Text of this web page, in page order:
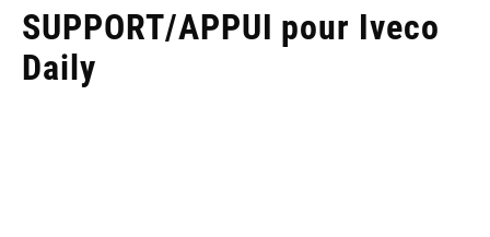
SUPPORT/APPUI pour Iveco
Daily